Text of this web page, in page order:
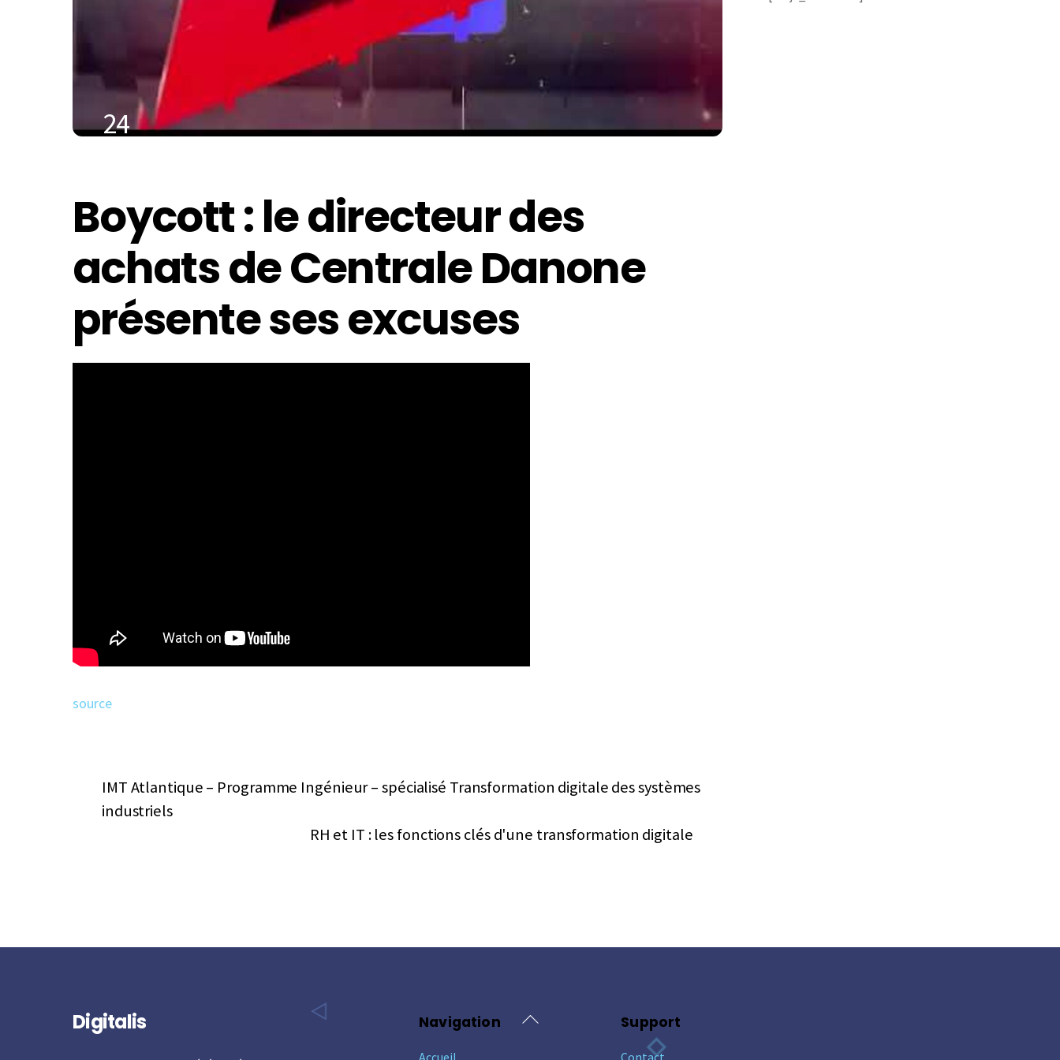
24
Boycott : le directeur des
achats de Centrale Danone
présente ses excuses
source
IMT Atlantique – Programme Ingénieur – spécialisé Transformation digitale des systèmes
industriels
RH et IT : les fonctions clés d'une transformation digitale
Back
Digitalis Navigation Support